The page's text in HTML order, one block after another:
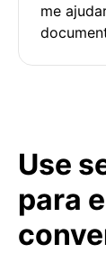
me
Use
para